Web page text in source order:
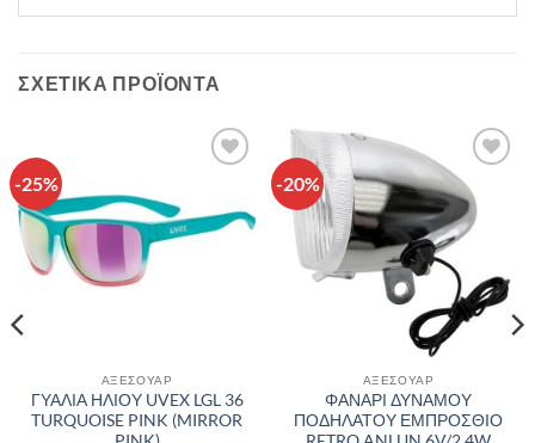
ΣΧΕΤΙΚΆ ΠΡΟΪΌΝΤΑ
-25%
επιθυμιών
ΑΞΕΣΟΥΑΡ
ΓΥΑΛΙΑ ΗΛΙΟΥ UVEX LGL 36
TURQUOISE PINK (MIRROR
-20%
Πρόσθήκη
στην λίστα
επιθυμιών
ΑΞΕΣΟΥΑΡ
ΦΑΝΑΡΙ ΔΥΝΑΜΟΥ
ΠΟΔΗΛΑΤΟΥ ΕΜΠΡΟΣΘΙΟ